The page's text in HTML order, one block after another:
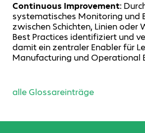
Continuous Improvement:
systematisches Monitoring und
zwischen Schichten, Linien oder
Best Practices identifiziert und
damit ein zentraler Enabler für
Manufacturing und Operational
alle Glossareinträge